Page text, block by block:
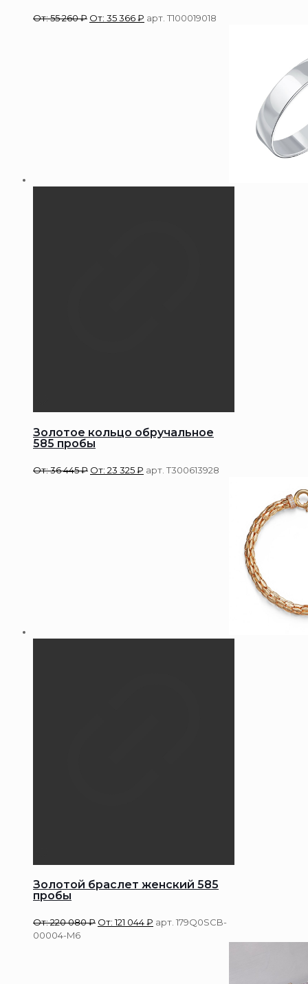
От:55 260₽ От: 35 366₽ арт. Т100019018
Золотое кольцо обручальное
585 пробы
От:36 445₽ От: 23 325₽ арт. Т300613928
Золотой браслет женский 585
пробы
От:220 080₽ От:121 044₽ арт. 179Q0SCB-
00004-M6